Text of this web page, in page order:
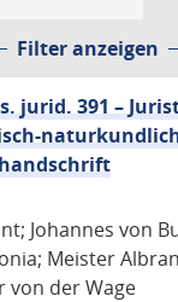
Filter anzeigen
jurid. 391 –
Johannes von
Meister
von der Wage